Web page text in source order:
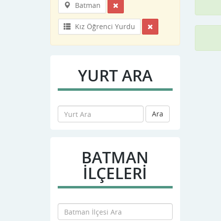
Batman
Kız Öğrenci Yurdu
YURT ARA
Ara
BATMAN
İLÇELERİ